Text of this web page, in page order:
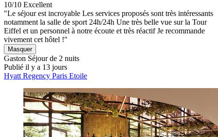
10/10 Excellent
"Le séjour est incroyable Les services proposés sont très intéressants
notamment la salle de sport 24h/24h Une très belle vue sur la Tour
Eiffel et un personnel à notre écoute et très réactif Je recommande
vivement cet hôtel !"
Masquer
Gaston Séjour de 2 nuits
Publié il y a 13 jours
Hyatt Regency Paris Etoile